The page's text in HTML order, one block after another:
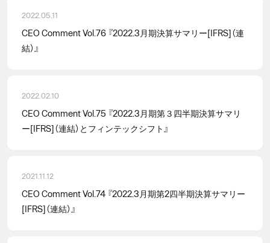
2022.05.11
CEO Comment Vol.76 『2022.3月期決算サマリー[IFRS]（連
結）』
2022.02.10
CEO Comment Vol.75 『2022.3月期第３四半期決算サマリ
ー[IFRS]（連結）とフィンテックシフト』
2021.11.12
CEO Comment Vol.74 『2022.3月期第2四半期決算サマリー
[IFRS]（連結）』